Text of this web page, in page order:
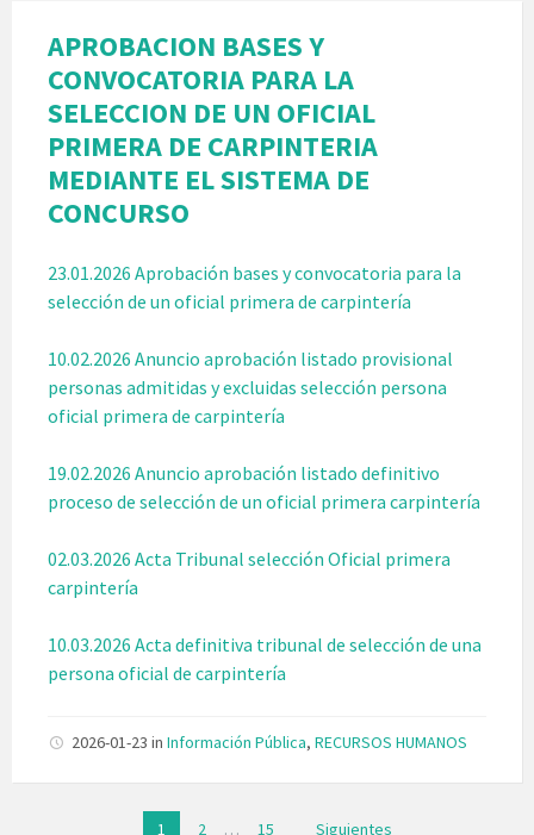
APROBACION BASES Y
CONVOCATORIA PARA LA
SELECCION DE UN OFICIAL
PRIMERA DE CARPINTERIA
MEDIANTE EL SISTEMA DE
CONCURSO
23.01.2026 Aprobación bases y convocatoria para la
selección de un oficial primera de carpintería
10.02.2026 Anuncio aprobación listado provisional
personas admitidas y excluidas selección persona
oficial primera de carpintería
19.02.2026 Anuncio aprobación listado definitivo
proceso de selección de un oficial primera carpintería
02.03.2026 Acta Tribunal selección Oficial primera
carpintería
10.03.2026 Acta definitiva tribunal de selección de una
persona oficial de carpintería
2026-01-23 in Información Pública, RECURSOS HUMANOS
1 2 … 15 Siguientes